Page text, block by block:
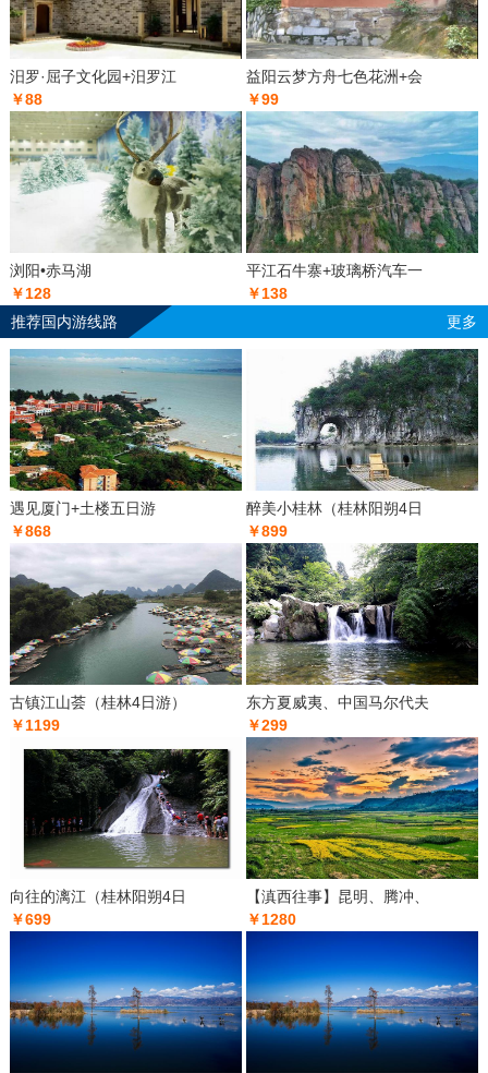
汨罗·屈子文化园+汨罗江
￥88
益阳云梦方舟七色花洲+会
￥99
浏阳•赤马湖
￥128
平江石牛寨+玻璃桥汽车一
￥138
推荐国内游线路
更多
遇见厦门+土楼五日游
￥868
醉美小桂林（桂林阳朔4日
￥899
古镇江山荟（桂林4日游）
￥1199
东方夏威夷、中国马尔代夫
￥299
向往的漓江（桂林阳朔4日
￥699
【滇西往事】昆明、腾冲、
￥1280